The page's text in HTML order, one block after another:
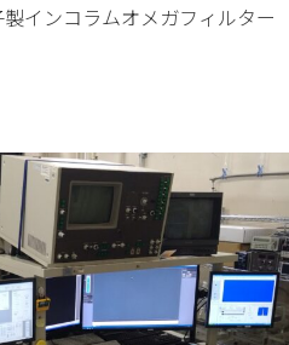
インコラムオメガフィルター